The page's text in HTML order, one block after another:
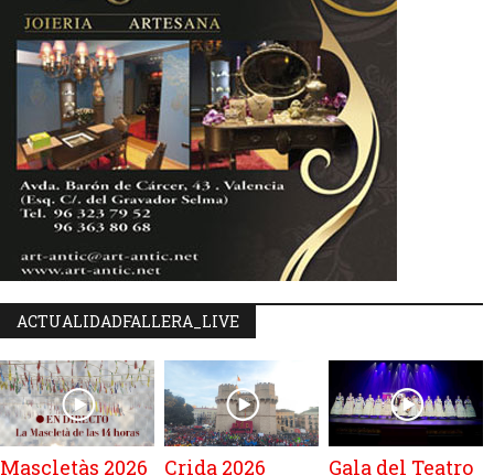
ACTUALIDADFALLERA_LIVE
Mascletàs 2026 Crida 2026 Gala del Teatro